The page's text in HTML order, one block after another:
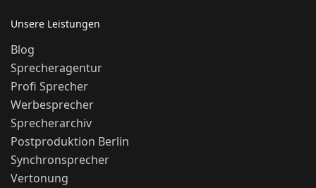
Unsere Leistungen
Blog
Sprecheragentur
Profi Sprecher
Werbesprecher
Sprecherarchiv
Postproduktion Berlin
Synchronsprecher
Vertonung